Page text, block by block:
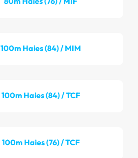
100m Haies (84) / MIM
100m Haies (84) / TCF
100m Haies (76) / TCF